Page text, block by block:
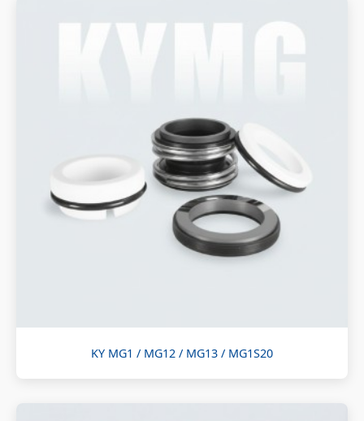
KY MG1 / MG12 / MG13 / MG1S20